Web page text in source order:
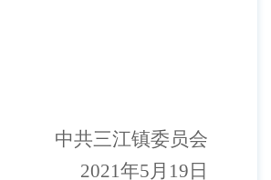
中共三江镇委员会
2021年5月 19 日